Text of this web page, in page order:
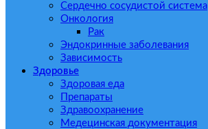
Сердечно сосудистой система
Онкология
Рак
Эндокринные заболевания
Зависимость
Здоровье
Здоровая еда
Препараты
Здравоохранение
Медецинская документация